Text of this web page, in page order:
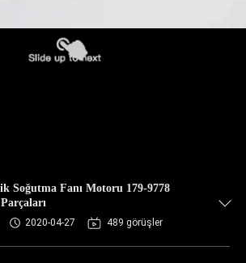
Soğutma Fanı Motoru 179-9778
2020-04-27 489 görüşler